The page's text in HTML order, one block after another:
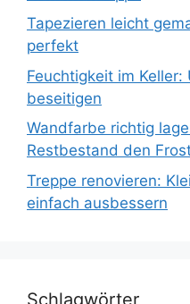
Tapezieren leicht
perfekt
Feuchtigkeit im
beseitigen
Wandfarbe richtig
Restbestand den
Treppe renovieren:
einfach ausbessern
Schlagwörter